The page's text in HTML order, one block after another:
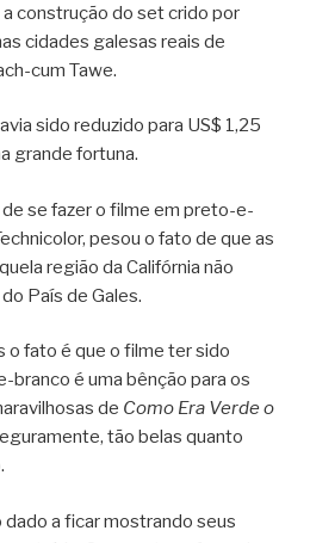
construção do set crido por
cidades galesas reais de
cum Tawe.
sido reduzido para US$ 1,25
grande fortuna.
se fazer o filme em preto-e-
pesou o fato de que as
região da Califórnia não
País de Gales.
o fato é que o filme ter sido
é uma bênção para os
de Como Era Verde o
tão belas quanto
dado a ficar mostrando seus